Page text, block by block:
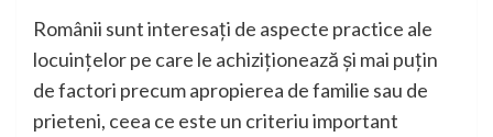
Românii sunt interesați de aspecte practice ale
locuințelor pe care le achiziționează și mai puțin
de factori precum apropierea de familie sau de
prieteni, ceea ce este un criteriu important